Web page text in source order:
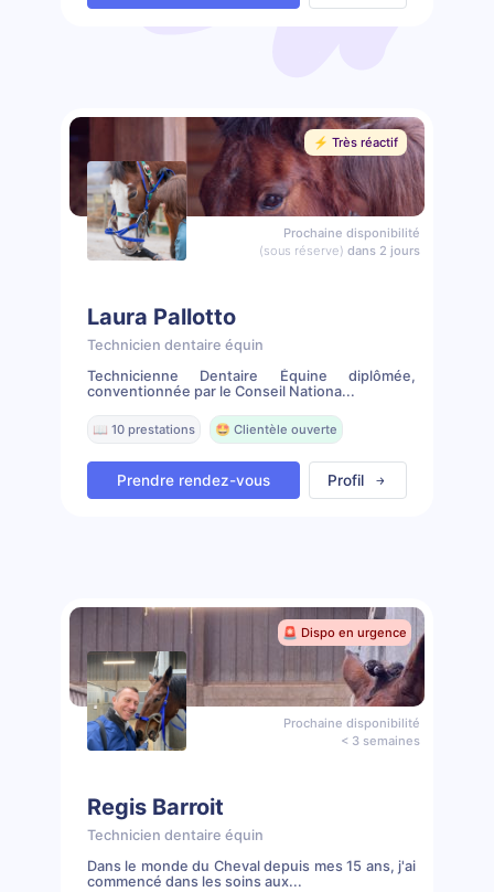
⚡️ Très réactif
Prochaine disponibilité
(sous réserve) dans 2 jours
Laura Pallotto
Technicien dentaire équin
Technicienne Dentaire Équine diplômée,
conventionnée par le Conseil Nationa...
📖 10 prestations 🤩 Clientèle ouverte
Prendre rendez-vous Profil
🚨 Dispo en urgence
Prochaine disponibilité
< 3 semaines
Regis Barroit
Technicien dentaire équin
Dans le monde du Cheval depuis mes 15 ans, j'ai
commencé dans les soins aux...